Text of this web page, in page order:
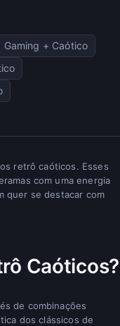
Gaming + Caótico
retrô caóticos. Esses
com uma energia
quer se destacar com
Caóticos?
de combinações
dos clássicos de